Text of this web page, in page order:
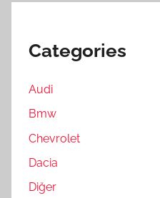
Categories
Audi
Bmw
Chevrolet
Dacia
Diğer